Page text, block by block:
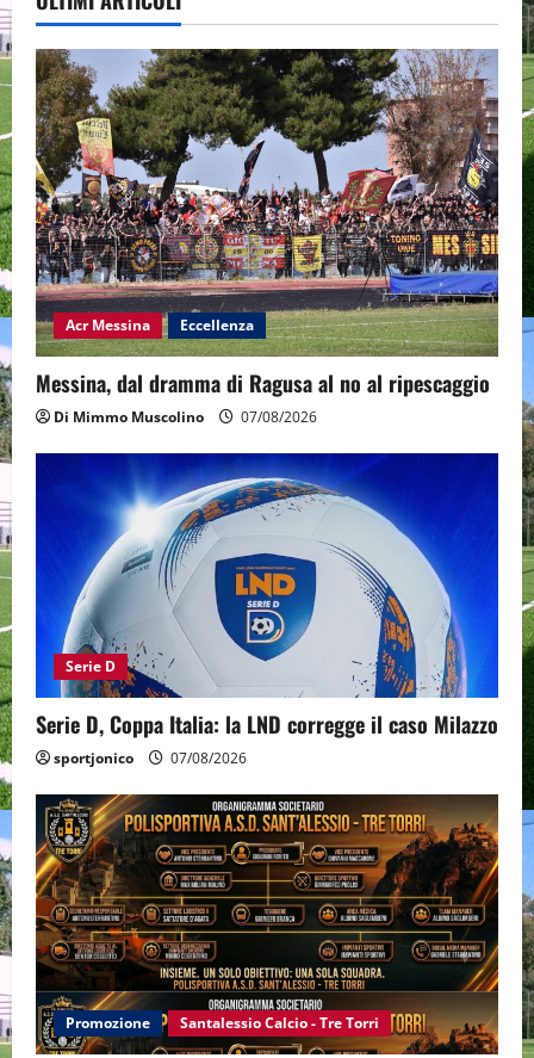
Acr Messina Eccellenza
Messina, dal dramma di Ragusa al no al ripescaggio
Di Mimmo Muscolino 07/08/2026
Serie D
Serie D, Coppa Italia: la LND corregge il caso Milazzo
sportjonico 07/08/2026
Promozione Santalessio Calcio - Tre Torri